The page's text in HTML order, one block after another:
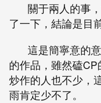
關于兩人的事
了一下，結論是目
這是簡寧意的
的作品，雖然磕
炒作的人也不少，
雨肯定少不了。